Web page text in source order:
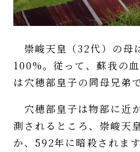
崇峻天皇（32代）の母
100%。従って、蘇我の
は穴穂部皇子の同母兄弟で
穴穂部皇子は物部に近
測されるところ、崇峻天
か、592年に暗殺されま